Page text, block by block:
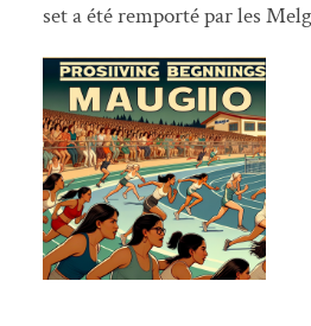
set a été remporté par les